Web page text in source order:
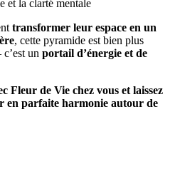
et la clarté mentale
transformer leur espace en un
, cette pyramide est bien plus
un portail d’énergie et de
Fleur de Vie chez vous et laissez
en parfaite harmonie autour de